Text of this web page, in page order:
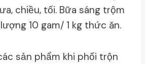
chiều, tối. Bữa sáng trộm
10 gam/ 1 kg thức ăn.
sản phẩm khi phối trộn